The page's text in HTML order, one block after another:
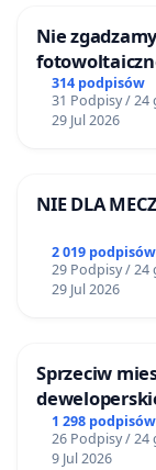
Nie
mieszkańców
314 podpisów
31 Podpisy / 24
29 Jul 2026
NIE DLA
2 019 podpisów
29 Podpisy / 24
29 Jul 2026
Sprzeciw
Bulwarów
1 298 podpisów
26 Podpisy / 24
9 Jul 2026